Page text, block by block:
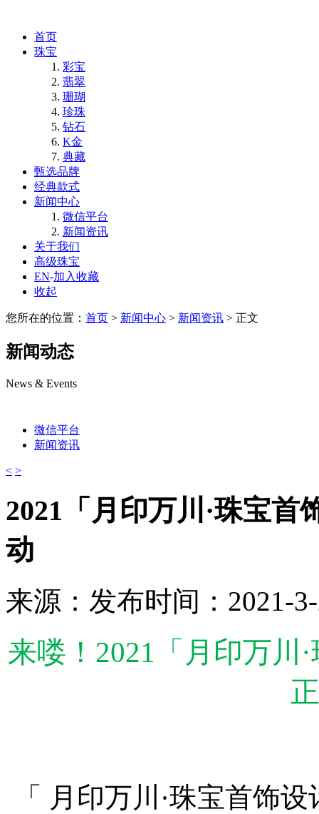
首页
珠宝
彩宝
翡翠
珊瑚
珍珠
钻石
K金
典藏
甄选品牌
经典款式
新闻中心
微信平台
新闻资讯
关于我们
高级珠宝
EN-加入收藏
收起
您所在的位置： 首页 > 新闻中心 > 新闻资讯 > 正文
新闻动态
News & Events
微信平台
新闻资讯
< >
2021「月印万川·珠宝
动
来源： 发布时间：2021-
来喽！2021「月印万川
「 月印万川·珠宝首饰